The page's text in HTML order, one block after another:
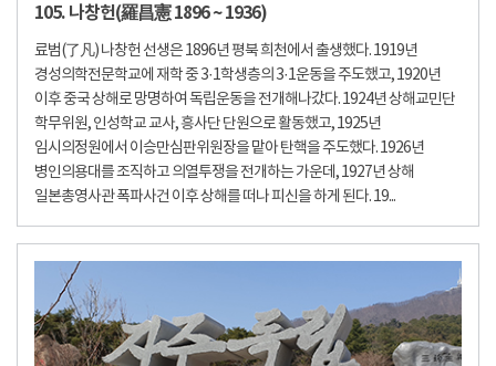
105. 나창헌(羅昌憲 1896 ~ 1936)
료범(了凡) 나창헌 선생은 1896년 평북 희천에서 출생했다. 1919년
경성의학전문학교에 재학 중 3·1학생층의 3·1운동을 주도했고, 1920년
이후 중국 상해로 망명하여 독립운동을 전개해나갔다. 1924년 상해교민단
학무위원, 인성학교 교사, 흥사단 단원으로 활동했고, 1925년
임시의정원에서 이승만심판위원장을 맡아 탄핵을 주도했다. 1926년
병인의용대를 조직하고 의열투쟁을 전개하는 가운데, 1927년 상해
일본총영사관 폭파사건 이후 상해를 떠나 피신을 하게 된다. 19...